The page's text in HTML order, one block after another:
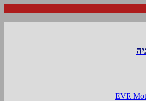
EVR